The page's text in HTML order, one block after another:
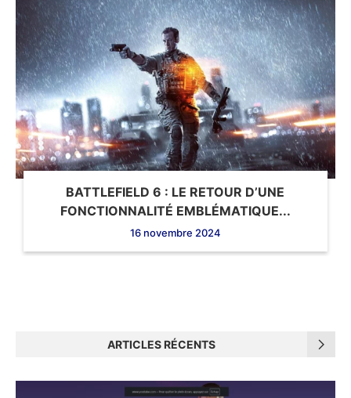
BATTLEFIELD 6 : LE RETOUR D’UNE
FONCTIONNALITÉ EMBLÉMATIQUE...
16 novembre 2024
ARTICLES RÉCENTS